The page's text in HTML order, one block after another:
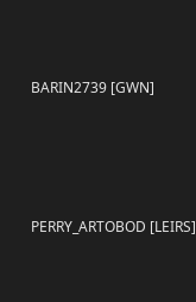
BARIN2739 [GWN]
PERRY_ARTOBOD [LEIRS]